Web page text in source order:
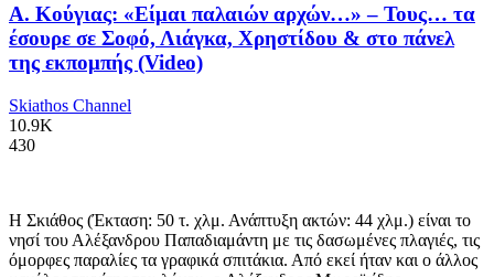
Α. Κούγιας: «Είμαι παλαιών αρχών…» – Τους… τα
έσουρε σε Σοφό, Λιάγκα, Χρηστίδου & στο πάνελ
της εκπομπής (Video)
Skiathos Channel
10.9K
430
Η Σκιάθος (Έκταση: 50 τ. χλμ. Ανάπτυξη ακτών: 44 χλμ.) είναι το
νησί του Αλέξανδρου Παπαδιαμάντη με τις δασωμένες πλαγιές, τις
όμορφες παραλίες τα γραφικά σπιτάκια. Από εκεί ήταν και ο άλλος